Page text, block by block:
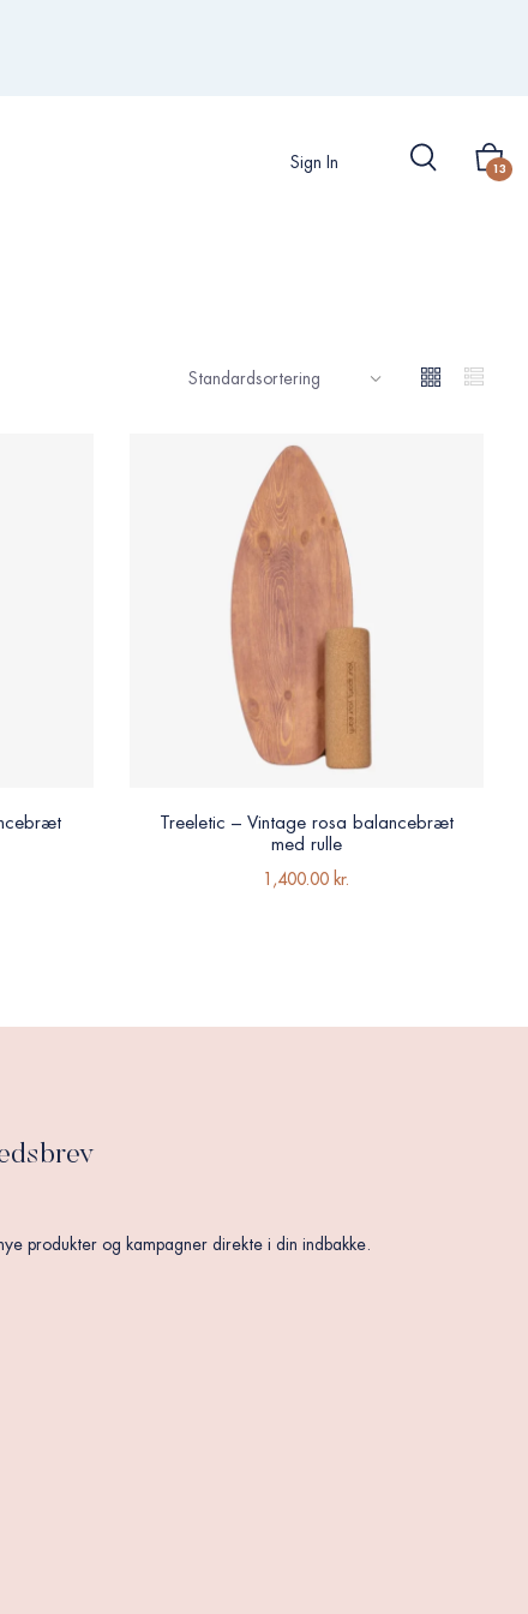
Sign In 13
Treeletic – Vintage rosa balancebræt
med rulle
1,400.00 kr.
produkter og kampagner direkte i din indbakke.